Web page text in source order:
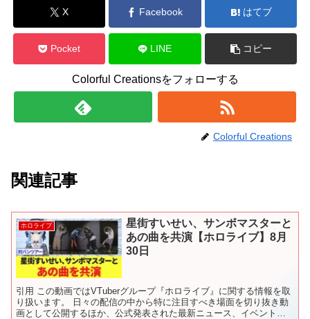
X Facebook はてブ
Pocket LINE コピー
Colorful Creationsをフォローする
Colorful Creations
関連記事
ホロライブ
星街すいせい、サンボマスターと
あの曲を共演【ホロライブ】8月
30日
引用 この動画ではVTuberグループ『ホロライブ』に関する情報を取
り扱います。 日々の配信の中から特に注目すべき場面を切り抜き動
画として公開するほか、公式発表された最新ニュース、イベント情